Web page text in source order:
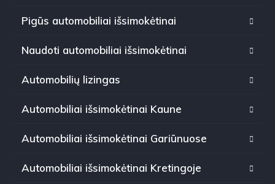
Pigūs automobiliai išsimokėtinai
Naudoti automobiliai išsimokėtinai
Automobilių lizingas
Automobiliai išsimokėtinai Kaune
Automobiliai išsimokėtinai Gariūnuose
Automobiliai išsimokėtinai Kretingoje